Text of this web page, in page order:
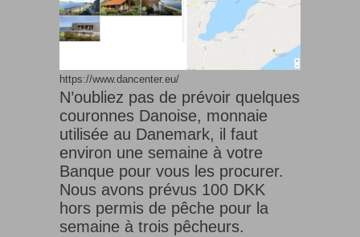
https://www.dancenter.eu/
N’oubliez pas de prévoir quelques
couronnes Danoise, monnaie
utilisée au Danemark, il faut
environ une semaine à votre
Banque pour vous les procurer.
Nous avons prévus 100 DKK
hors permis de pêche pour la
semaine à trois pêcheurs.